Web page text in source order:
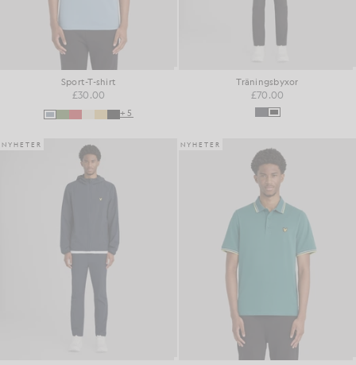
Sport-T-shirt
£30.00
+5
Träningsbyxor
£70.00
NYHETER NYHETER